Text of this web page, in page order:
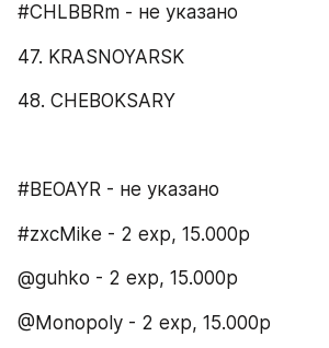
#CHLBBRm - не указано
47. KRASNOYARSK
48. CHEBOKSARY
#BEOAYR - не указано
#zxcMike - 2 exp, 15.000p
@guhko - 2 exp, 15.000p
@Monopoly - 2 exp, 15.000p